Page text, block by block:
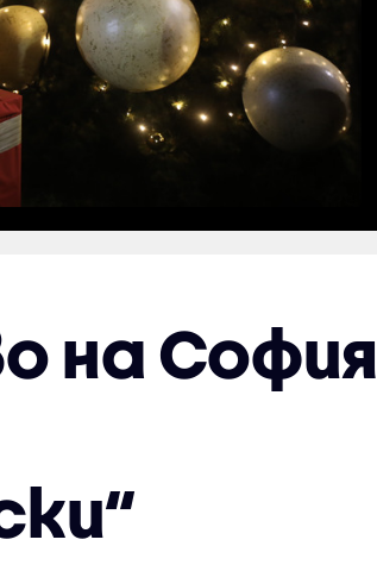
на София